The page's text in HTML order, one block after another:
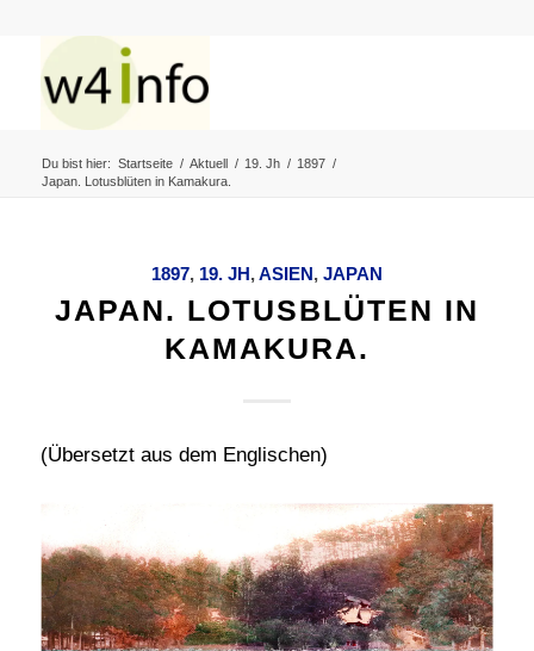
Du bist hier: Startseite / Aktuell / 19. Jh / 1897 /
Japan. Lotusblüten in Kamakura.
1897, 19. JH,ASIEN, JAPAN
JAPAN. LOTUSBLÜTEN IN
KAMAKURA.
(Übersetzt aus dem Englischen)